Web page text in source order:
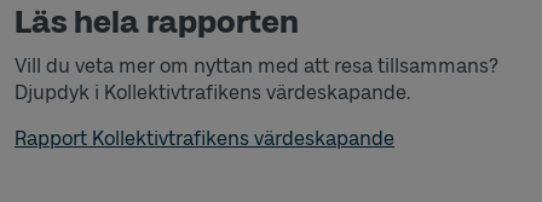
Läs hela rapporten
Vill du veta mer om nyttan med att resa tillsammans?
Djupdyk i Kollektivtrafikens värdeskapande.
Rapport Kollektivtrafikens värdeskapande